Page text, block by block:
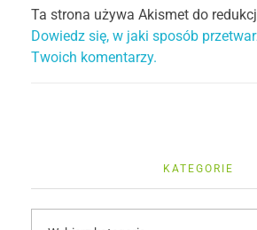
Ta strona używa Akismet do
Dowiedz się, w jaki sposób
Twoich komentarzy.
KATEGORIE